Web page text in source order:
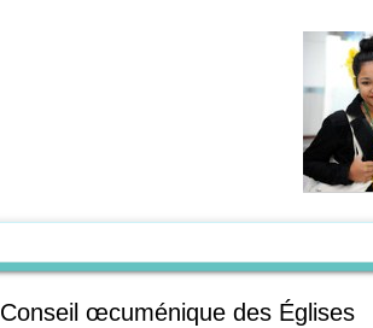
Conseil œcuménique des Églises